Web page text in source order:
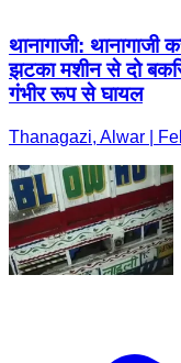
थानागाजी: थानागाजी
झटका मशीन से दो
गंभीर रूप से घायल
Thanagazi, Alwar |